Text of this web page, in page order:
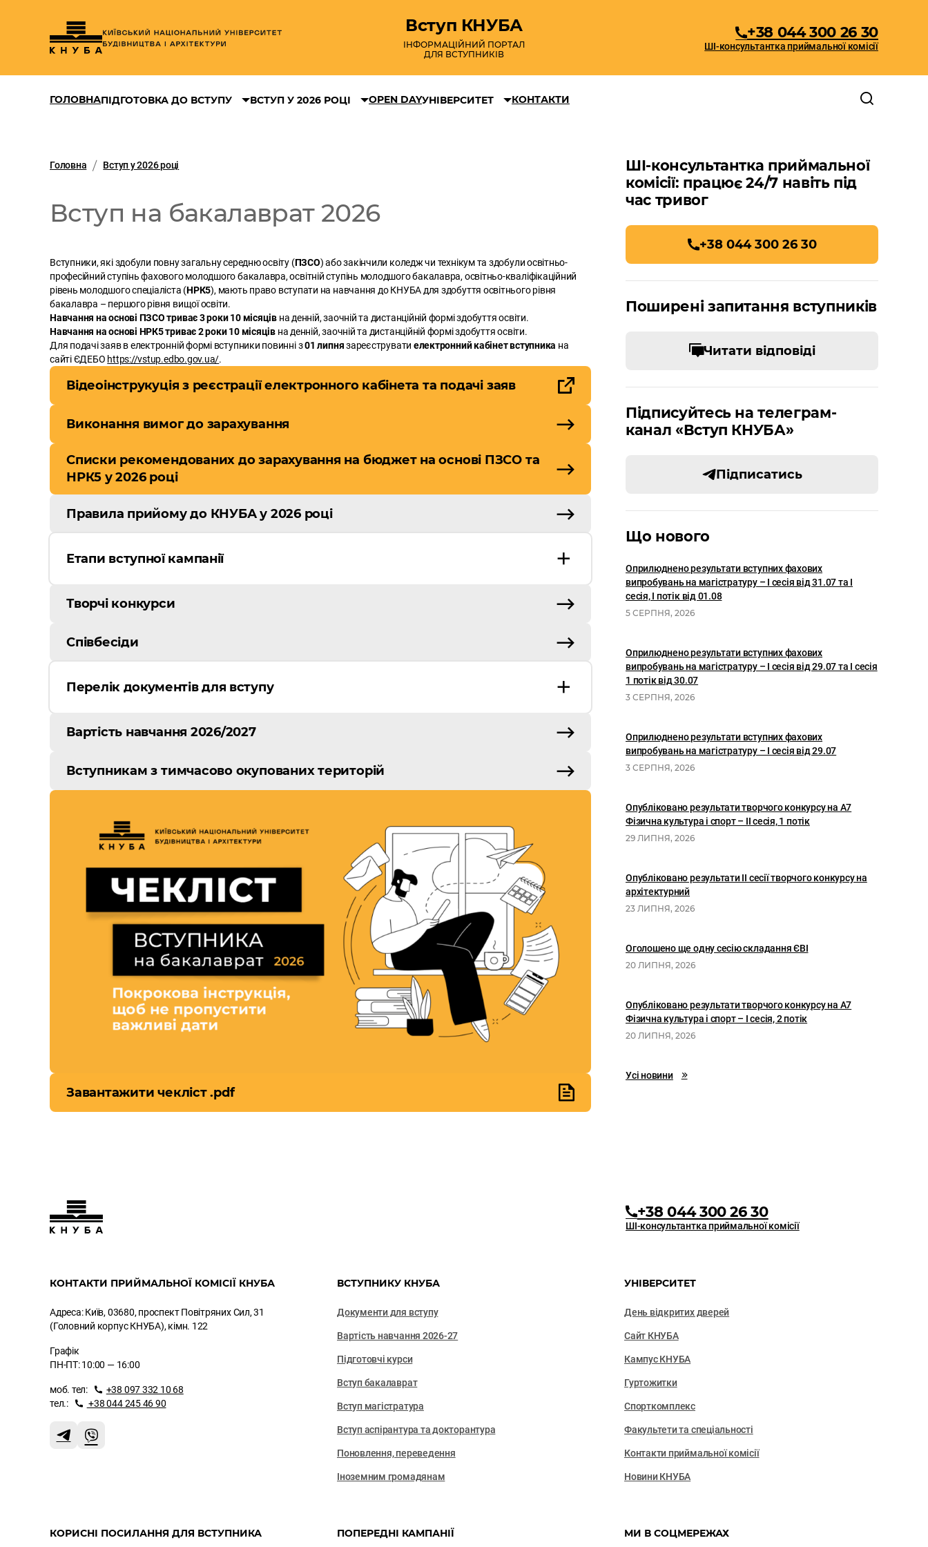
Вступ КНУБА
ІНФОРМАЦІЙНИЙ ПОРТАЛ
ДЛЯ ВСТУПНИКІВ
+38 044 300 26 30
ШІ-консультантка приймальної комісії
ГОЛОВНАПІДГОТОВКА ДО ВСТУПУ ВСТУП У 2026 РОЦІ OPEN DAYУНІВЕРСИТЕТ КОНТАКТИ
Головна Вступ у 2026 році
Вступ на бакалаврат 2026
Вступники, які здобули повну загальну середню освіту (ПЗСО) або закінчили коледж чи технікум та здобули освітньо-
професійний ступінь фахового молодшого бакалавра, освітній ступінь молодшого бакалавра, освітньо-кваліфікаційний
рівень молодшого спеціаліста (НРК5), мають право вступати на навчання до КНУБА для здобуття освітнього рівня
бакалавра – першого рівня вищої освіти.
Навчання на основі ПЗСО триває 3 роки 10 місяців на денній, заочній та дистанційній формі здобуття освіти.
Навчання на основі НРК5 триває 2 роки 10 місяцівна денній, заочній та дистанційній формі здобуття освіти.
Для подачі заяв в електронній формі вступники повинні з01 липнязареєструвати електронний кабінет вступника на
сайті ЄДЕБО https://vstup.edbo.gov.ua/.
Відеоінструкуція з реєстрації електронного кабінета та подачі заяв
Виконання вимог до зарахування
Списки рекомендованих до зарахування на бюджет на основі ПЗСО та
НРК5 у 2026 році
Правила прийому до КНУБА у 2026 році
Етапи вступної кампанії
Творчі конкурси
Співбесіди
Перелік документів для вступу
Вартість навчання 2026/2027
Вступникам з тимчасово окупованих територій
Завантажити чекліст .pdf
ШІ-консультантка приймальної
комісії: працює 24/7 навіть під
час тривог
+38 044 300 26 30
Поширені запитання вступників
Читати відповіді
Підписуйтесь на телеграм-
канал «Вступ КНУБА»
Підписатись
Що нового
Оприлюднено результати вступних фахових
випробувань на магістратуру – І сесія від 31.07 та І
сесія, I потік від 01.08
5 СЕРПНЯ, 2026
Оприлюднено результати вступних фахових
випробувань на магістратуру – І сесія від 29.07 та І сесія
1 потік від 30.07
3 СЕРПНЯ, 2026
Оприлюднено результати вступних фахових
випробувань на магістратуру – І сесія від 29.07
3 СЕРПНЯ, 2026
Опубліковано результати творчого конкурсу на А7
Фізична культура і спорт – ІІ сесія, 1 потік
29 ЛИПНЯ, 2026
Опубліковано результати II сесії творчого конкурсу на
архітектурний
23 ЛИПНЯ, 2026
Оголошено ще одну сесію складання ЄВІ
20 ЛИПНЯ, 2026
Опубліковано результати творчого конкурсу на А7
Фізична культура і спорт – І сесія, 2 потік
20 ЛИПНЯ, 2026
Усі новини
+38 044 300 26 30
ШІ-консультантка приймальної комісії
КОНТАКТИ ПРИЙМАЛЬНОЇ КОМІСІЇ КНУБА
Адреса: Київ, 03680, проспект Повітряних Сил, 31
(Головний корпус КНУБА), кімн. 122
Графік
ПН-ПТ: 10:00 — 16:00
моб. тел:
+38 097 332 10 68
тел.:
+38 044 245 46 90
ВСТУПНИКУ КНУБА
Документи для вступу
Вартість навчання 2026-27
Підготовчі курси
Вступ бакалаврат
Вступ магістратура
Вступ аспірантура та докторантура
Поновлення, переведення
Іноземним громадянам
УНІВЕРСИТЕТ
День відкритих дверей
Сайт КНУБА
Кампус КНУБА
Гуртожитки
Спорткомплекс
Факультети та cпеціальності
Контакти приймальної комісії
Новини КНУБА
КОРИСНІ ПОСИЛАННЯ ДЛЯ ВСТУПНИКА ПОПЕРЕДНІ КАМПАНІЇ МИ В СОЦМЕРЕЖАХ